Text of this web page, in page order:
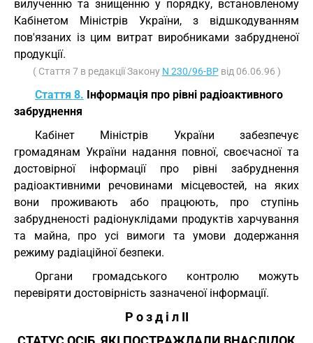
вилученню та знищенню у порядку, встановленому
Кабінетом Міністрів України, з відшкодуванням
пов'язаних із цим витрат виробниками забрудненої
продукції.
( Стаття 7 в редакції Закону N 230/96-ВРвід 06.06.96 )
Стаття 8. Інформація про рівні радіоактивного
забруднення
Кабінет Міністрів України забезпечує
громадянам України надання повної, своєчасної та
достовірної інформації про рівні забруднення
радіоактивними речовинами місцевостей, на яких
вони проживають або працюють, про ступінь
забрудненості радіонуклідами продуктів харчування
та майна, про усі вимоги та умови додержання
режиму радіаційної безпеки.
Органи громадського контролю можуть
перевіряти достовірність зазначеної інформації.
Р о з д і л II